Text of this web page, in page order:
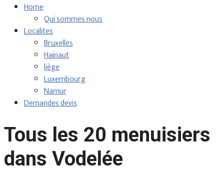
Home
Qui sommes nous
Localites
Bruxelles
Hainaut
liège
Luxembourg
Namur
Demandes devis
Tous les 20 menuisiers
dans Vodelée